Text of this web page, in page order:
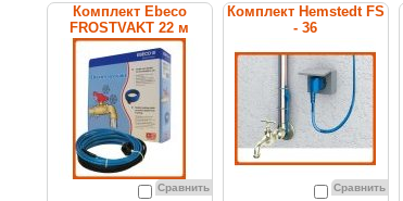
Комплект Ebeco
FROSTVAKT 22 м
Сравнить
Комплект Hemstedt FS
- 36
Сравнить